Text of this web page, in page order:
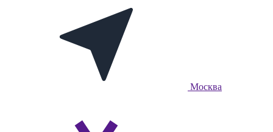
Москва